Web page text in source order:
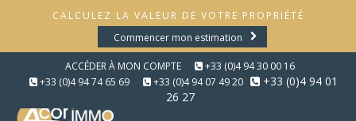
CALCULEZ LA VALEUR DE VOTRE PROPRIÉTÉ
Commencer mon estimation
ACCÉDER À MON COMPTE
+33 (0)4 94 30 00 16
+33 (0)4 94 74 65 69
+33 (0)4 94 07 49 20
+33 (0)4 94 01
26 27